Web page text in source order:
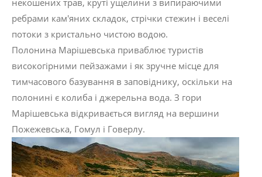
некошених трав, круті ущелини з випираючими
ребрами кам'яних складок, стрічки стежин і веселі
потоки з кристально чистою водою.
Полонина Марішевська приваблює туристів
високогірними пейзажами і як зручне місце для
тимчасового базування в заповіднику, оскільки на
полонині є колиба і джерельна вода. З гори
Марішевська відкривається вигляд на вершини
Пожежевська, Гомул і Говерлу.